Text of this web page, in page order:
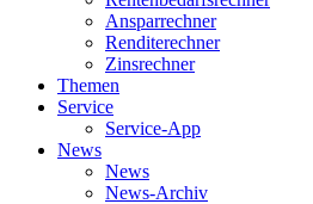
Ansparrechner
Renditerechner
Zinsrechner
Themen
Service
Service-App
News
News
News-Archiv